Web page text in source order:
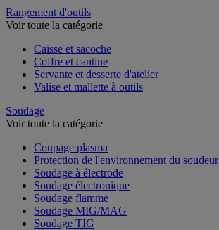
Rangement d'outils
Voir toute la catégorie
Caisse et sacoche
Coffre et cantine
Servante et desserte d'atelier
Valise et mallette à outils
Soudage
Voir toute la catégorie
Coupage plasma
Protection de l'environnement du soudeur
Soudage à électrode
Soudage électronique
Soudage flamme
Soudage MIG/MAG
Soudage TIG